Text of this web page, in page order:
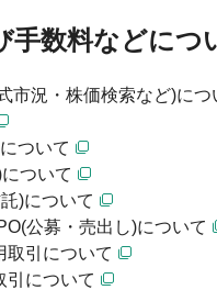
手数料などにつ
市況・株価検索など)につ
ついて
ついて
)について
公募・売出し)について
取引について
引について